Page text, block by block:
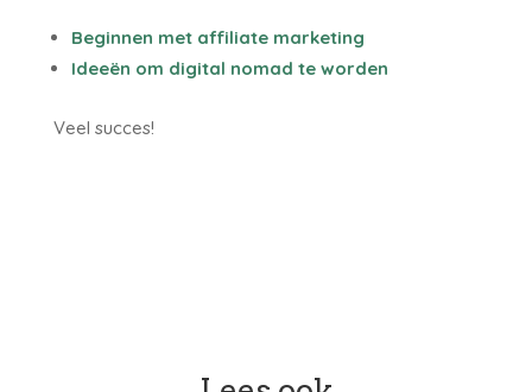
Beginnen met affiliate marketing
Ideeën om digital nomad te worden
Veel succes!